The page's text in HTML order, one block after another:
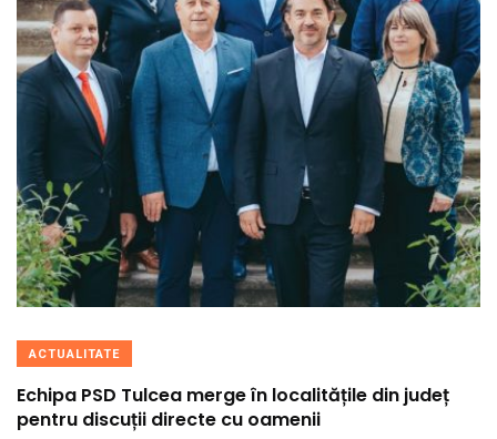
ACTUALITATE
Echipa PSD Tulcea merge în localitățile din județ
pentru discuții directe cu oamenii